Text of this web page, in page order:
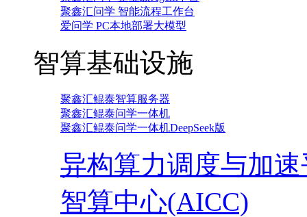
聚鑫汇问学 智能流程工作台
爱问学 PC本地部署大模型
智算基础设施
聚鑫汇鲲泰智算服务器
聚鑫汇鲲泰问学一体机
聚鑫汇鲲泰问学一体机DeepSeek版
异构算力调度与加
智算中心(AICC)